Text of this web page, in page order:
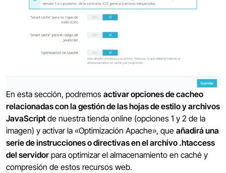
En esta sección, podremos activar opciones de cacheo
relacionadas con la gestión de las hojas de estilo y archivos
JavaScriptde nuestra tienda online (opciones 1 y 2 de la
imagen) y activar la «Optimización Apache», que añadirá una
serie de instrucciones o directivas en el archivo .htaccess
del servidor para optimizar el almacenamiento en caché y
compresión de estos recursos web.